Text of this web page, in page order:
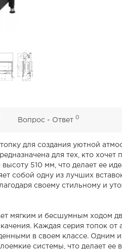
Вопрос - Ответ 0
для создания уютной
для тех, кто
510 мм, что делает ее
собой одну из лучших
своему стильному и
мягким и бесшумным ходом
Каждая серия топок
в своем классе.
системы, что делает